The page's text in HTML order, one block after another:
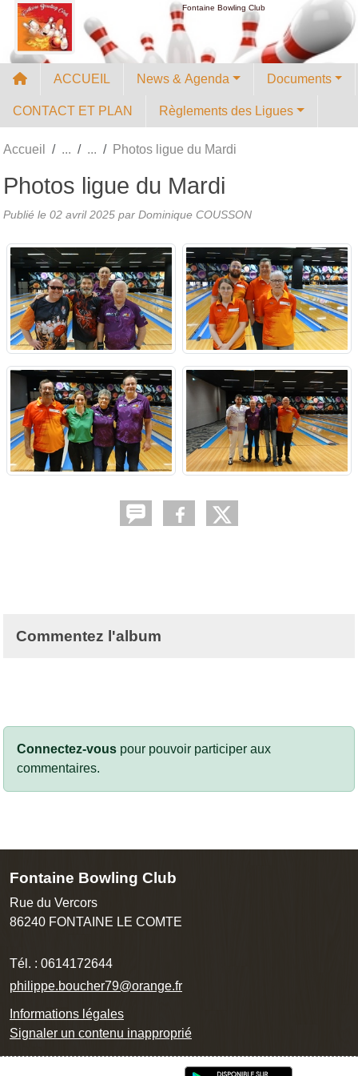
Fontaine Bowling Club
ACCUEIL News & Agenda Documents
CONTACT ET PLAN Règlements des Ligues
Accueil Photos ligue du Mardi
Photos ligue du Mardi
Publié le 02 avril 2025 par Dominique COUSSON
Commentez l'album
Connectez-vous pour pouvoir participer aux
commentaires.
Fontaine Bowling Club
Rue du Vercors
86240 FONTAINE LE COMTE
Tél. : 0614172644
philippe.boucher79@orange.fr
Informations légales
Signaler un contenu inapproprié
Panneau de gestion des cookies